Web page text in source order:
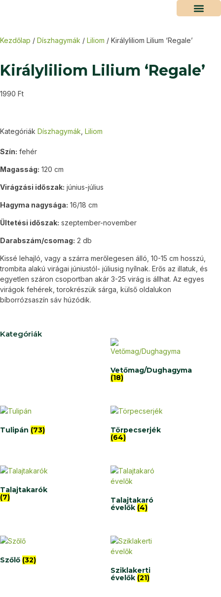
Kezdőlap / Díszhagymák / Liliom / Királyliliom Lilium ‘Regale’
Királyliliom Lilium ‘Regale’
1990 Ft
Kategóriák Díszhagymák Liliom
Szín: fehér
Magasság: 120 cm
Virágzási időszak: június-július
Hagyma nagysága: 16/18 cm
Ültetési időszak: szeptember-november
Darabszám/csomag: 2 db
Kissé lehajló, vagy a szárra merőlegesen álló, 10-15 cm hosszú,
trombita alakú virágai júniustól- júliusig nyílnak. Erős az illatuk, és
egyetlen száron csoportban akár 3-25 virág is állhat. Az egyes
virágok fehérek, torokrészük sárga, külső oldalukon
bíborrózsaszín sáv húzódik.
Kategóriák
Vetőmag/Dughagyma
(18)
Tulipán (73)
Törpecserjék
(64)
Talajtakarók
(7)
Talajtakaró
évelők (4)
Szőlő (32)
Sziklakerti
évelők (21)